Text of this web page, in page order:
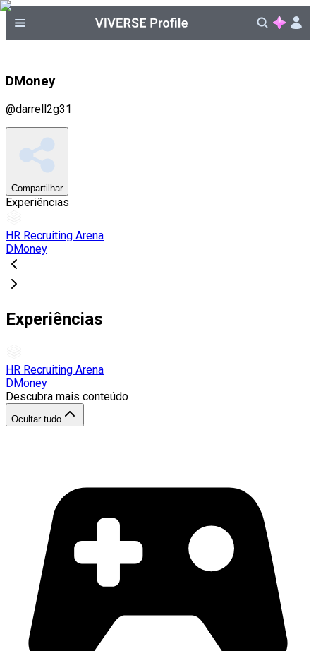
DMoney
@darrell2g31
Compartilhar
Experiências
HR Recruiting Arena
DMoney
Experiências
HR Recruiting Arena
DMoney
Descubra mais conteúdo
Ocultar tudo